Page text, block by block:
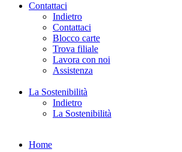
Contattaci
Indietro
Contattaci
Blocco carte
Trova filiale
Lavora con noi
Assistenza
La Sostenibilità
Indietro
La Sostenibilità
Home